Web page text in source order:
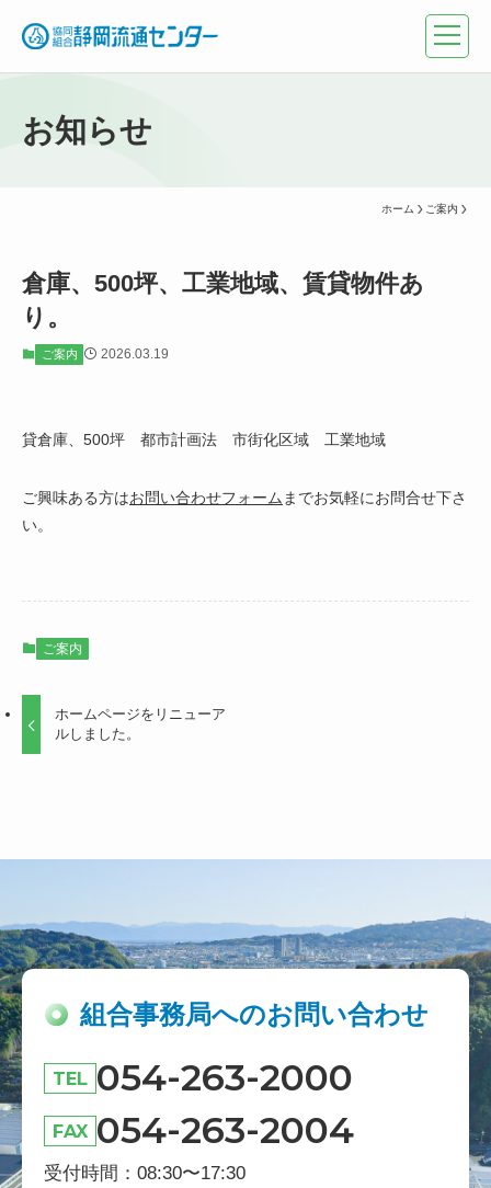
お知らせ
ホーム ご案内
倉庫、500坪、工業地域、賃貸物件あ
り。
ご案内 2026.03.19
貸倉庫、500坪 都市計画法 市街化区域 工業地域
ご興味ある方はお問い合わせフォームまでお気軽にお問合せ下さ
い。
ご案内
ホームページをリニューア
ルしました。
組合事務局へのお問い合わせ
TEL 054-263-2000
FAX 054-263-2004
受付時間：08:30〜17:30